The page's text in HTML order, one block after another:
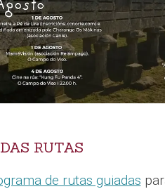
RUTAS
de rutas guiadas